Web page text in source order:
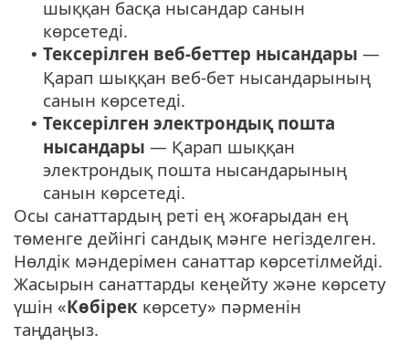
шыққан басқа нысандар санын
көрсетеді.
• Тексерілген веб-беттер нысандары —
Қарап шыққан веб-бет нысандарының
санын көрсетеді.
• Тексерілген электрондық пошта
нысандары — Қарап шыққан
электрондық пошта нысандарының
санын көрсетеді.
Осы санаттардың реті ең жоғарыдан ең
төменге дейінгі сандық мәнге негізделген.
Нөлдік мәндерімен санаттар көрсетілмейді.
Жасырын санаттарды кеңейту және көрсету
үшін «Көбірек көрсету» пәрменін
таңдаңыз.